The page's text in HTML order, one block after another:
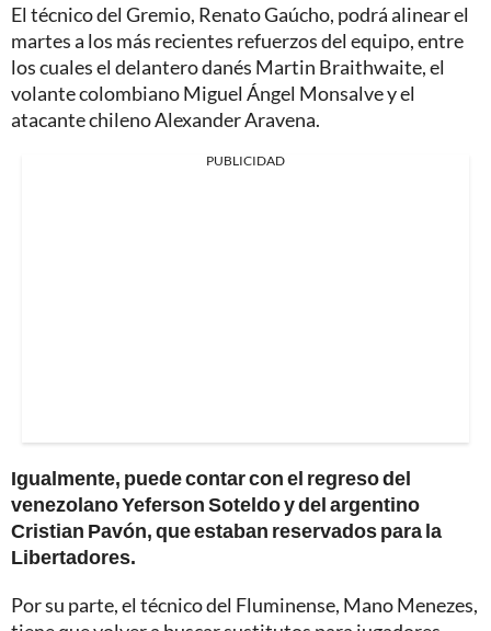
El técnico del Gremio, Renato Gaúcho, podrá alinear el
martes a los más recientes refuerzos del equipo, entre
los cuales el delantero danés Martin Braithwaite, el
volante colombiano Miguel Ángel Monsalve y el
atacante chileno Alexander Aravena.
PUBLICIDAD
Igualmente, puede contar con el regreso del
venezolano Yeferson Soteldo y del argentino
Cristian Pavón, que estaban reservados para la
Libertadores.
Por su parte, el técnico del Fluminense, Mano Menezes,